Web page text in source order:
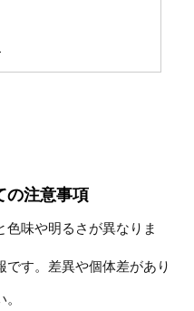
の注意事項
色味や明るさが異なりま
す。差異や個体差があり